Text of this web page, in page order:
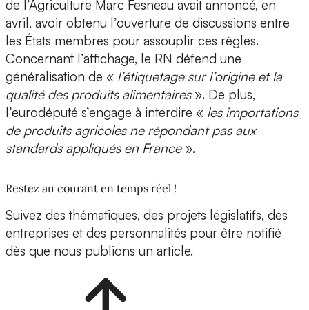
de l’Agriculture Marc Fesneau avait annoncé, en
avril, avoir obtenu l’ouverture de discussions entre
les États membres pour assouplir ces règles.
Concernant l’affichage, le RN défend une
généralisation de « l’étiquetage sur l’origine et la
qualité des produits alimentaires». De plus,
l’eurodéputé s’engage à interdire « les importations
de produits agricoles ne répondant pas aux
standards appliqués en France».
Restez au courant en temps réel !
Suivez des thématiques, des projets législatifs, des
entreprises et des personnalités pour être notifié
dès que nous publions un article.